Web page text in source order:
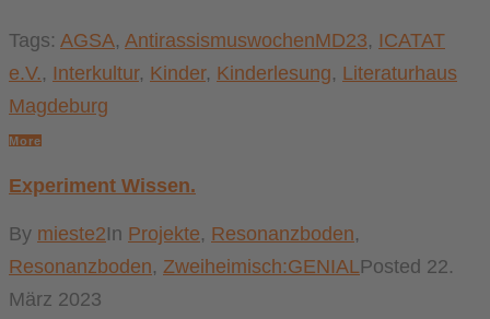
Tags: AGSA, AntirassismuswochenMD23, ICATAT
e.V., Interkultur, Kinder, Kinderlesung, Literaturhaus
Magdeburg
More
Experiment Wissen.
By mieste2In Projekte, Resonanzboden,
Resonanzboden, Zweiheimisch:GENIALPosted 22.
März 2023